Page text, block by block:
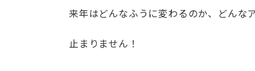
来年はどんなふうに変わるのか、どんな
止まりません！